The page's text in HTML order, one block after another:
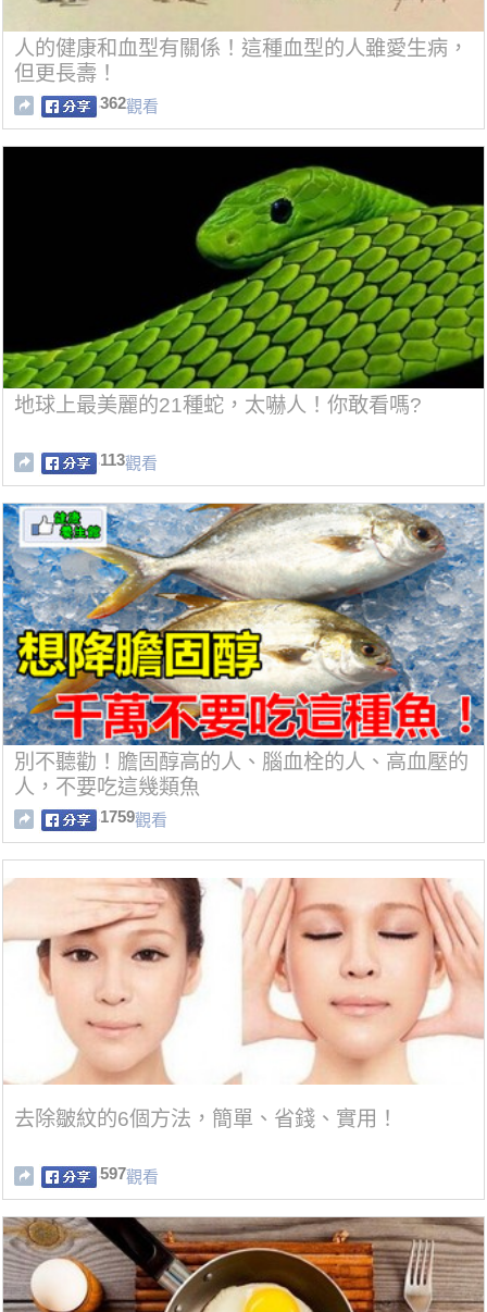
人的健康和血型有關係！這種血型的人雖愛生病，
但更長壽！
362觀看
地球上最美麗的21種蛇，太嚇人！你敢看嗎?
113觀看
別不聽勸！膽固醇高的人、腦血栓的人、高血壓的
人，不要吃這幾類魚
1759觀看
去除皺紋的6個方法，簡單、省錢、實用！
597觀看